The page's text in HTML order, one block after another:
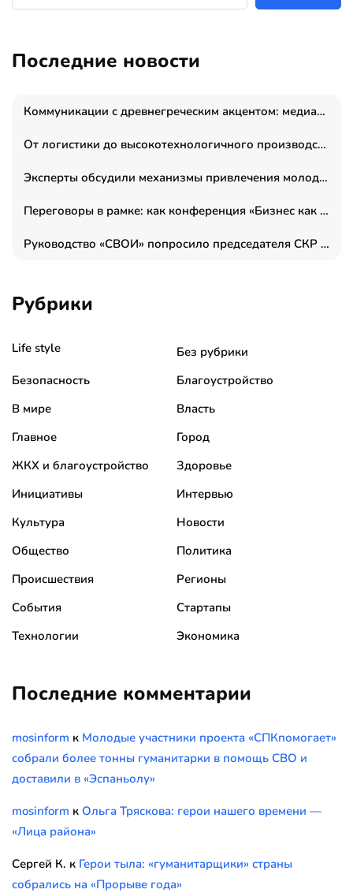
Последние новости
Коммуникации с древнегреческим акцентом: медиаменеджер и журналист Владимир Дергачев запустил коммуникационное агентство «Сократ 2.0»
От логистики до высокотехнологичного производства: как основатель “гагаринга” выстраивает экосистему безопасности и гражданских БПЛА
Эксперты обсудили механизмы привлечения молодых специалистов в промышленные города
Переговоры в рамке: как конференция «Бизнес как искусство» переформатирует деловой этикет в стенах ТПП РФ
Руководство «СВОИ» попросило председателя СКР дать правовую оценку обысков в тыловом штабе
Рубрики
Life style
Без рубрики
Безопасность
Благоустройство
В мире
Власть
Главное
Город
ЖКХ и благоустройство
Здоровье
Инициативы
Интервью
Культура
Новости
Общество
Политика
Происшествия
Регионы
События
Стартапы
Технологии
Экономика
Последние комментарии
mosinform к Молодые участники проекта «СПКпомогает»
собрали более тонны гуманитарки в помощь СВО и
доставили в «Эспаньолу»
mosinform к Ольга Тряскова: герои нашего времени —
«Лица района»
Сергей К. к Герои тыла: «гуманитарщики» страны
собрались на «Прорыве года»